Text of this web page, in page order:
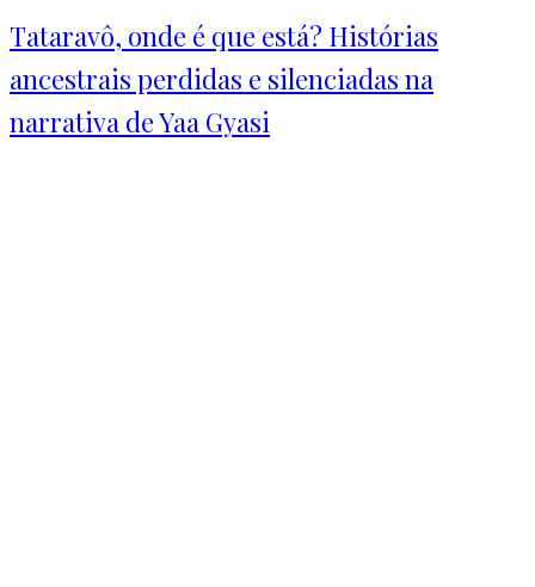
Tataravô, onde é que está? Histórias
ancestrais perdidas e silenciadas na
narrativa de Yaa Gyasi